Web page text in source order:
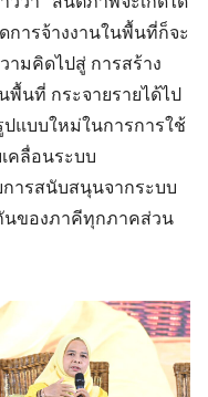
การจ้างงานในพื้นที่ก็จะ
ามคิดไปสู่ การสร้าง
พื้นที่ กระจายรายได้ไป
ปแบบใหม่ในการการใช้
คลื่อนระบบ
ารสนับสนุนจากระบบ
นของภาคีทุกภาคส่วน